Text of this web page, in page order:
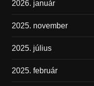
2026. január
2025. november
2025. július
2025. február